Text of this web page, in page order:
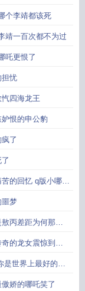
个李靖都该死
靖一百次都不为过
吒更恨了
担忧
四海龙王
恨的申公豹
了
的回忆 q版小哪吒
噩梦
丙差距为何那么
的龙女震惊到晕
是世界上最好的父
娇的哪吒笑了